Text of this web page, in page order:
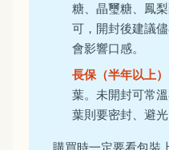
糖、晶璽糖、鳳
可，開封後建議
會影響口感。
長保（半年以上）
葉。未開封可常
葉則要密封、避光